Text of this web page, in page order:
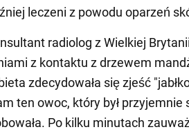
leczeni z powodu oparzeń
radiolog z Wielkiej
z kontaktu z drzewem
zdecydowała się zjeść
ten owoc, który był przyjemnie
Po kilku minutach